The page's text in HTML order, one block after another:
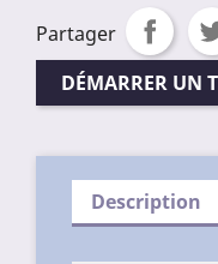
Partager
DÉMARRER UN
Description